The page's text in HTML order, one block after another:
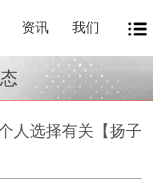
资讯 我们
人选择有关【扬子